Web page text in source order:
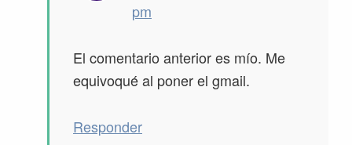
pm
El comentario anterior es mío. Me
equivoqué al poner el gmail.
Responder